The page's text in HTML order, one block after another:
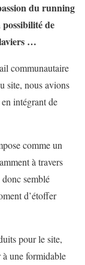
du running
de
…
communautaire
site, nous avions
intégrant de
comme un
à travers
semblé
d’étoffer
pour le site,
une formidable